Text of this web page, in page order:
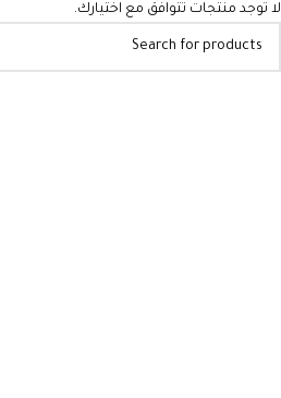
لا توجد منتجات تتوافق مع اختيارك.